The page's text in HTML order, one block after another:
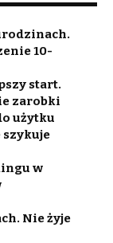
10-
start.
zarobki
użytku
szykuje
w
Nie żyje